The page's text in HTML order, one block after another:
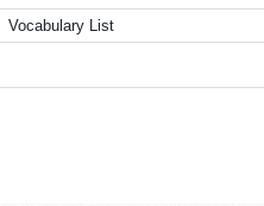
Vocabulary List